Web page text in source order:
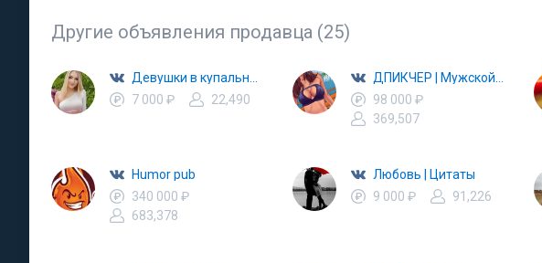
Другие объявления продавца (25)
7 000 ₽
22,490
98 000 ₽
369,507
Humor pub
340 000 ₽
683,378
Любовь | Цитаты
9 000 ₽
91,226